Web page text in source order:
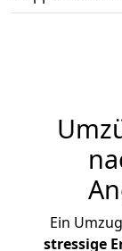
Ein
stressige